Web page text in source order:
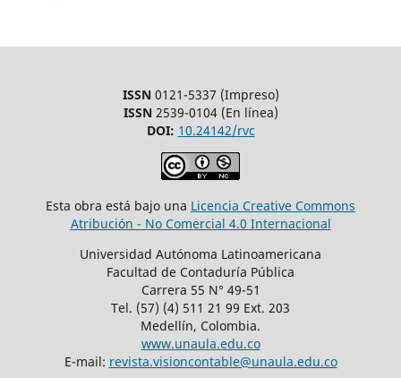
ISSN0121-5337 (Impreso)
ISSN2539-0104 (En línea)
DOI: 10.24142/rvc
Esta obra está bajo una Licencia Creative Commons
Atribución - No Comercial 4.0 Internacional
Universidad Autónoma Latinoamericana
Facultad de Contaduría Pública
Carrera 55 N° 49-51
Tel. (57) (4) 511 21 99 Ext. 203
Medellín, Colombia.
www.unaula.edu.co
E-mail: revista.visioncontable@unaula.edu.co